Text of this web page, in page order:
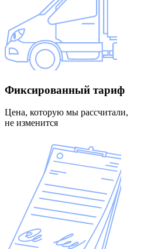
Фиксированный тариф
Цена, которую мы рассчитали,
не изменится